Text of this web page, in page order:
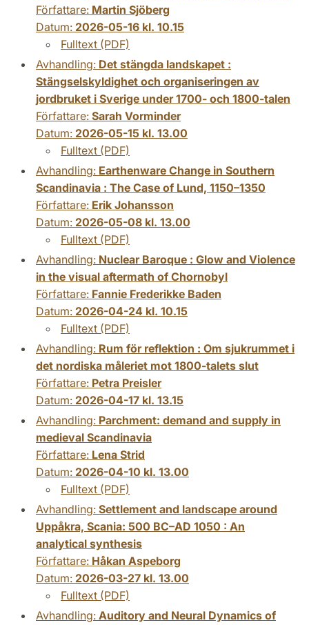
Författare: Martin Sjöberg
Datum: 2026-05-16 kl. 10.15
Fulltext (PDF)
Avhandling: Det stängda landskapet :
Stängselskyldighet och organiseringen av
jordbruket i Sverige under 1700- och 1800-talen
Författare: Sarah Vorminder
Datum: 2026-05-15 kl. 13.00
Fulltext (PDF)
Avhandling: Earthenware Change in Southern
Scandinavia : The Case of Lund, 1150–1350
Författare: Erik Johansson
Datum: 2026-05-08 kl. 13.00
Fulltext (PDF)
Avhandling: Nuclear Baroque : Glow and Violence
in the visual aftermath of Chornobyl
Författare: Fannie Frederikke Baden
Datum: 2026-04-24 kl. 10.15
Fulltext (PDF)
Avhandling: Rum för reflektion : Om sjukrummet i
det nordiska måleriet mot 1800-talets slut
Författare: Petra Preisler
Datum: 2026-04-17 kl. 13.15
Avhandling: Parchment: demand and supply in
medieval Scandinavia
Författare: Lena Strid
Datum: 2026-04-10 kl. 13.00
Fulltext (PDF)
Avhandling: Settlement and landscape around
Uppåkra, Scania: 500 BC–AD 1050 : An
analytical synthesis
Författare: Håkan Aspeborg
Datum: 2026-03-27 kl. 13.00
Fulltext (PDF)
Avhandling: Auditory and Neural Dynamics of